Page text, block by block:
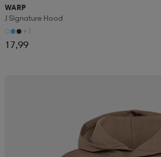
WARP
J Signature Hood
+1
17,99